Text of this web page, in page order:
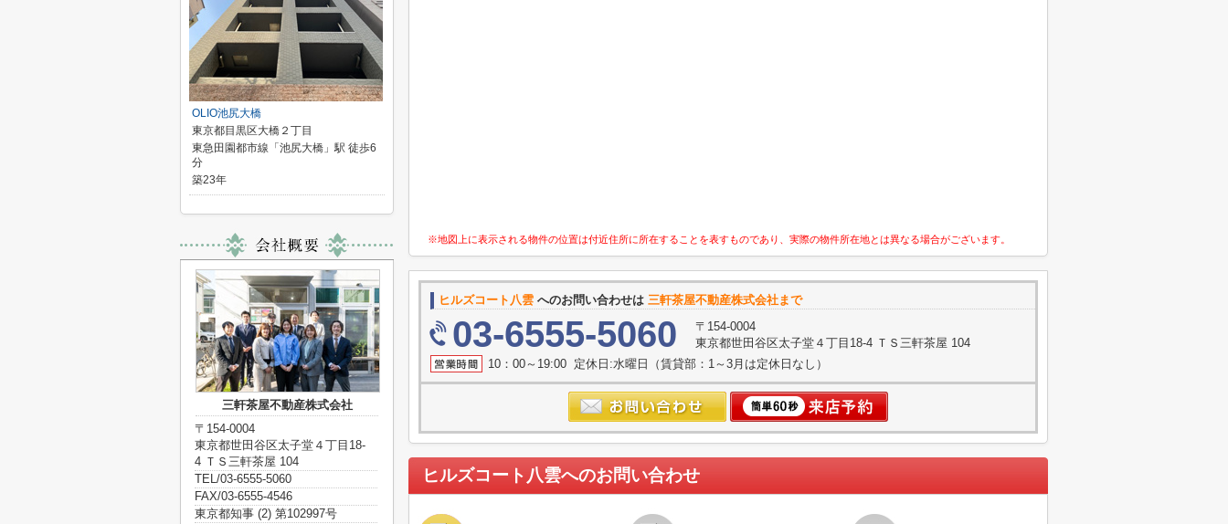
※地図上に表示される物件の位置は付近住所に所在することを表すものであり、実際の物件所在地とは異なる場合がございます。
ヒルズコート八雲 へのお問い合わせは 三軒茶屋不動産株式会社まで
03-6555-5060
〒154-0004
東京都世田谷区太子堂４丁目18-4 ＴＳ三軒茶屋 104
10：00～19:00 定休日:水曜日（賃貸部：1～3月は定休日なし）
ヒルズコート八雲へのお問い合わせ
OLIO池尻大橋
東京都目黒区大橋２丁目
東急田園都市線「池尻大橋」駅 徒歩6
分
築23年
三軒茶屋不動産株式会社
〒154-0004
東京都世田谷区太子堂４丁目18-
4 ＴＳ三軒茶屋 104
TEL/03-6555-5060
FAX/03-6555-4546
東京都知事 (2) 第102997号